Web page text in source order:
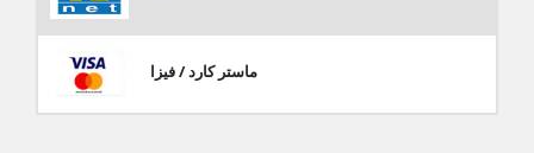
ماستر كارد / فيزا